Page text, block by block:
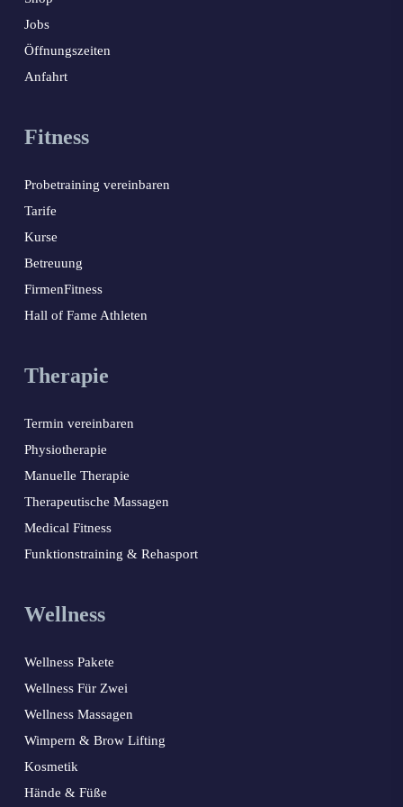
Jobs
Öffnungszeiten
Anfahrt
Fitness
Probetraining vereinbaren
Tarife
Kurse
Betreuung
FirmenFitness
Hall of Fame Athleten
Therapie
Termin vereinbaren
Physiotherapie
Manuelle Therapie
Therapeutische Massagen
Medical Fitness
Funktionstraining & Rehasport
Wellness
Wellness Pakete
Wellness Für Zwei
Wellness Massagen
Wimpern & Brow Lifting
Kosmetik
Hände & Füße